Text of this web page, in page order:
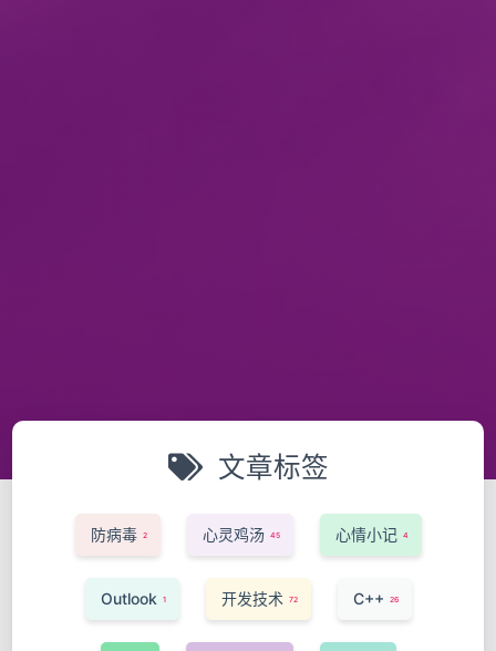
文章标签
防病毒 2 心灵鸡汤 45 心情小记 4
Outlook 1 开发技术 72 C++ 26